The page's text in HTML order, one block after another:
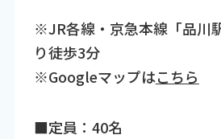
※JR各線・京急本線「品川
り徒歩3分
※Googleマップはこちら
■定員：40名